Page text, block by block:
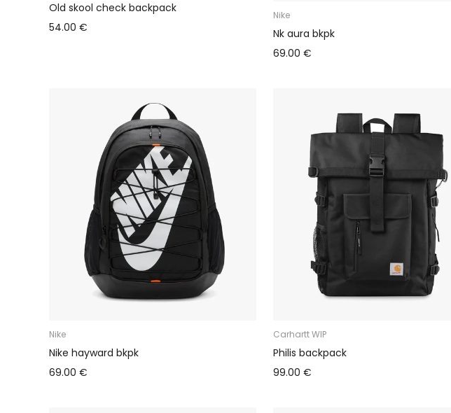
Old skool check backpack
54.00 €
Nike
Nk aura bkpk
69.00 €
Nike
Nike hayward bkpk
69.00 €
Carhartt WIP
Philis backpack
99.00 €